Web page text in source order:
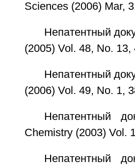
Sciences (2006) Mar,
Непатентный
(2005) Vol. 48, No. 13,
Непатентный
(2006) Vol. 49, No. 1,
Непатентный
Chemistry (2003) Vol.
Непатентный